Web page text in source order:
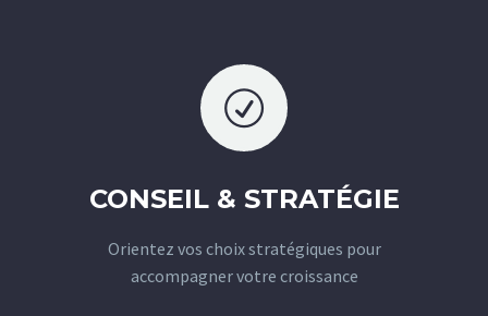
R
R
CONSEIL & STRATÉGIE
Orientez vos choix stratégiques pour
accompagner votre croissance